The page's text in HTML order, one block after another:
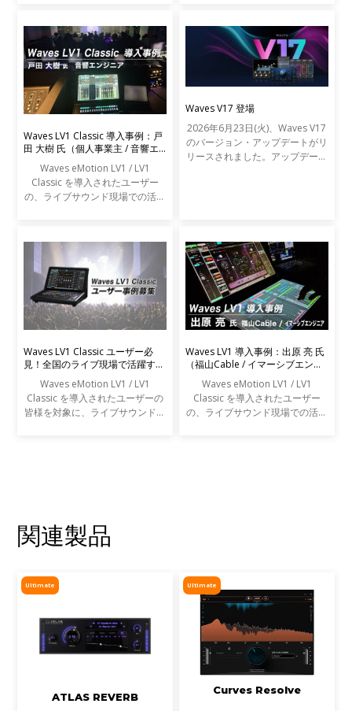
Waves LV1 Classic 導入事例：戸
田 大樹 氏（個人事業主 / 音響エ
Waves eMotion LV1 / LV1
Classic を導入されたユーザー
の、ライブサウンド現場での活用
Waves V17 登場
2026年6月23日(火)、Waves V17
のバージョン・アップデートがリ
リースされました。アップデート
Waves LV1 Classic ユーザー必
見！全国のライブ現場で活躍する
Waves eMotion LV1 / LV1
Classic を導入されたユーザーの
皆様を対象に、ライブサウンドの
Waves LV1 導入事例：出原 亮 氏
（福山Cable / イマーシブエンジ
Waves eMotion LV1 / LV1
Classic を導入されたユーザー
の、ライブサウンド現場での活用
関連製品
Ultimate
ATLAS REVERB
Ultimate
Curves Resolve